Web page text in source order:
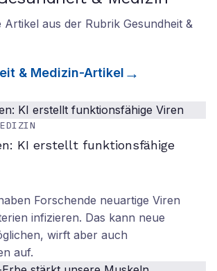
Artikel aus der Rubrik Gesundheit &
& Medizin-Artikel
KI erstellt funktionsfähige
Forschende neuartige Viren
infizieren. Das kann neue
wirft aber auch
auf.